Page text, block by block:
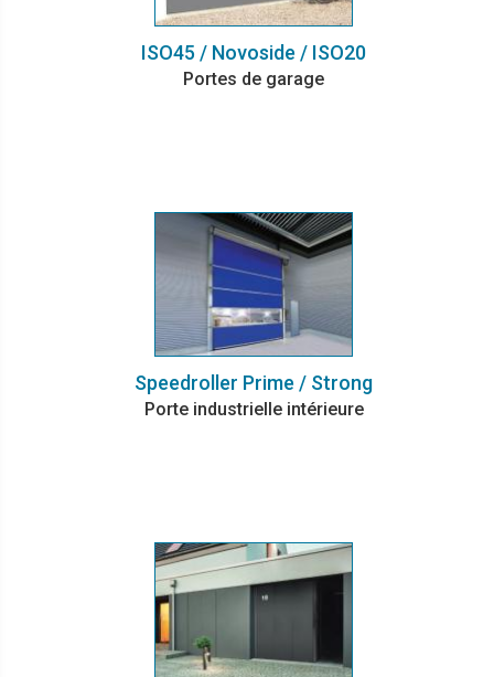
ISO45 / Novoside / ISO20
Portes de garage
Speedroller Prime / Strong
Porte industrielle intérieure